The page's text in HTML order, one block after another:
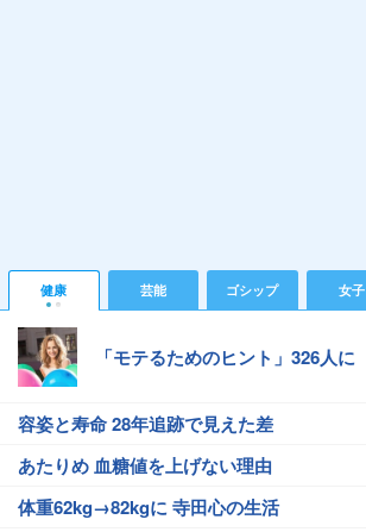
健康 芸能 ゴシップ 女子
「モテるためのヒント」326人に
容姿と寿命 28年追跡で見えた差
あたりめ 血糖値を上げない理由
体重62kg→82kgに 寺田心の生活